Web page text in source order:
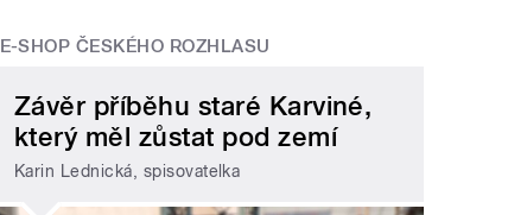
E-SHOP ČESKÉHO ROZHLASU
Závěr příběhu staré Karviné,
který měl zůstat pod zemí
Karin Lednická, spisovatelka